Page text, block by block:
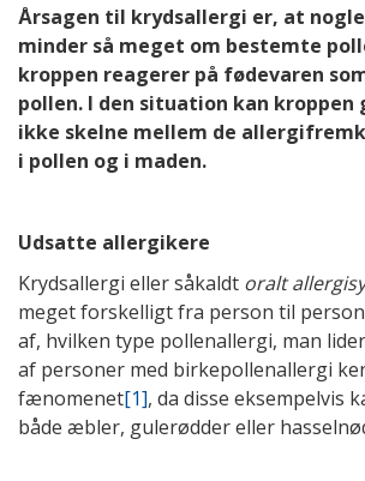
Årsagen til krydsallergi er, at
minder så meget om bestemte
kroppen reagerer på fødevaren
pollen. I den situation kan kroppen
ikke skelne mellem de
i pollen og i maden.
Udsatte allergikere
Krydsallergi eller såkaldt oralt
meget forskelligt fra person til
af, hvilken type pollenallergi, man
af personer med birkepollenallergi
fænomenet[1], da disse eksempelvis
både æbler, gulerødder eller